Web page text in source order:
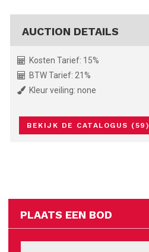
AUCTION DETAILS
Kosten Tarief: 15%
BTW Tarief: 21%
Kleur veiling: none
BEKIJK DE CATALOGUS (59)
PLAATS EEN BOD